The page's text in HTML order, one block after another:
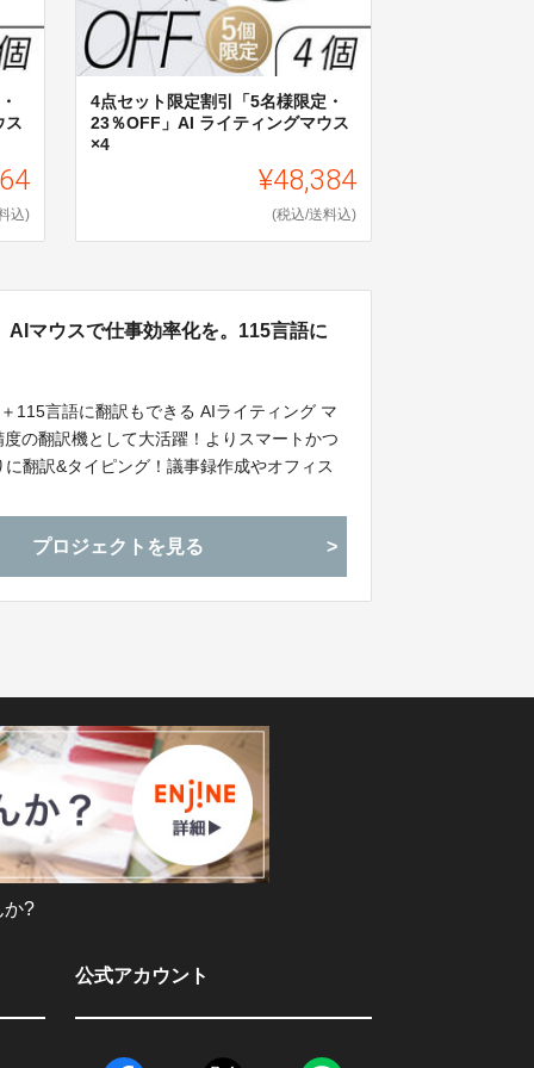
ス
込)
4点セット限定割引「5名様限定・
23％OFF」AI ライティングマウス
×4
¥48,384
(税込/送料込)
マウスで仕事効率化を。115言語に
115言語に翻訳もできる AIライティング マ
の翻訳機として大活躍！よりスマートかつ
翻訳&タイピング！議事録作成やオフィス
プロジェクトを見る
か?
公式アカウント